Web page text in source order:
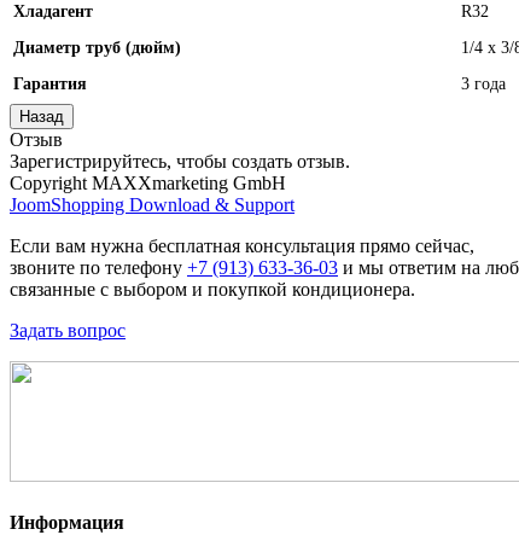
Хладагент
R32
Диаметр труб (дюйм)
1/4 x 3/
Гарантия
3 года
Отзыв
Зарегистрируйтесь, чтобы создать отзыв.
Copyright MAXXmarketing GmbH
JoomShopping Download & Support
Если вам нужна бесплатная консультация прямо сейчас,
звоните по телефону +7 (913) 633-36-03 и мы ответим на
связанные с выбором и покупкой кондиционера.
Задать вопрос
Информация